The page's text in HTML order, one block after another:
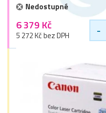
Nedostupné
6 379 Kč
5 272 Kč bez DPH -